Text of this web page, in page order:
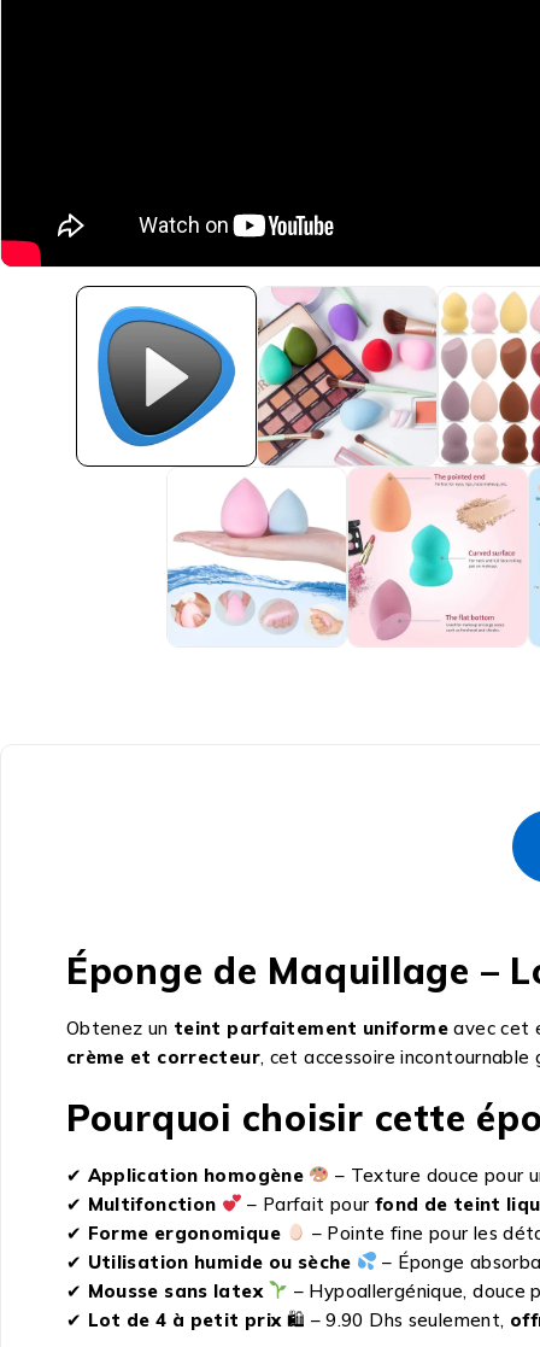
Éponge de Maquillage –
Obtenez un teint parfaitement uniforme avec cet
crème et correcteur, cet accessoire incontournable
Pourquoi choisir cette
✔ Application homogène
– Texture douce pour
✔ Multifonction – Parfait pour fond de teint
✔ Forme ergonomique
– Pointe fine pour les
✔ Utilisation humide ou sèche – Éponge
✔ Mousse sans latex
– Hypoallergénique,
✔ Lot de 4 à petit prix 🛍 – 9.90 Dhs seulement,